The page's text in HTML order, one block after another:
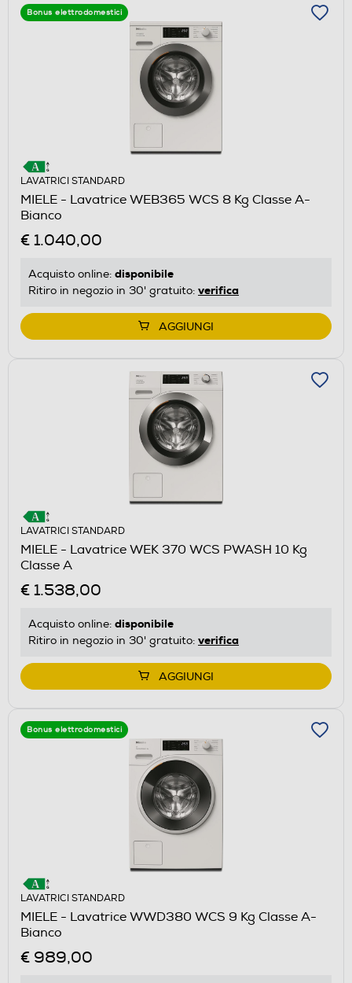
Bonus elettrodomestici
LAVATRICI STANDARD
MIELE - Lavatrice WEB365 WCS 8 Kg Classe A-
Bianco
€ 1.040,00
Acquisto online: disponibile
Ritiro in negozio in 30' gratuito: verifica
AGGIUNGI
LAVATRICI STANDARD
MIELE - Lavatrice WEK 370 WCS PWASH 10 Kg
Classe A
€ 1.538,00
Acquisto online: disponibile
Ritiro in negozio in 30' gratuito: verifica
AGGIUNGI
Bonus elettrodomestici
LAVATRICI STANDARD
MIELE - Lavatrice WWD380 WCS 9 Kg Classe A-
Bianco
€ 989,00